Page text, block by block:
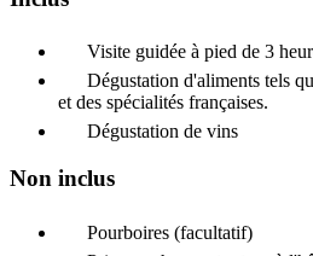
Visite guidée à pied de 3
Dégustation d'aliments tels
et des spécialités françaises.
Dégustation de vins
Non inclus
Pourboires (facultatif)